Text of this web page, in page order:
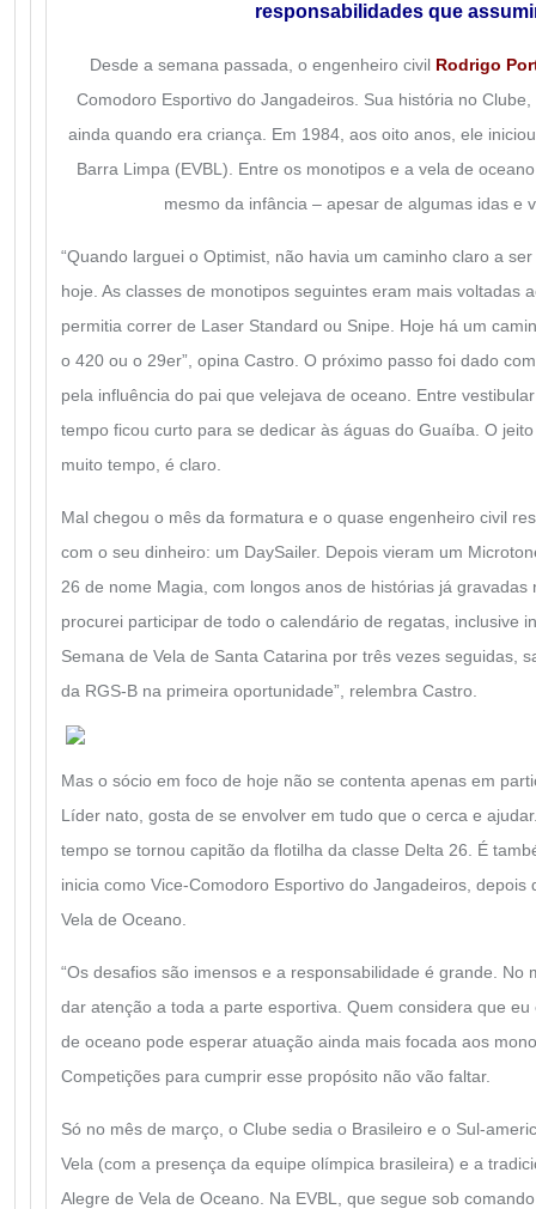
responsabilidades que
Desde a semana passada, o engenheiro civil Rodrigo
Comodoro Esportivo do Jangadeiros. Sua história no
ainda quando era criança. Em 1984, aos oito anos, ele
Barra Limpa (EVBL). Entre os monotipos e a vela de
mesmo da infância – apesar de algumas idas e
“Quando larguei o Optimist, não havia um caminho claro a
hoje. As classes de monotipos seguintes eram mais voltadas
permitia correr de Laser Standard ou Snipe. Hoje há um
o 420 ou o 29er”, opina Castro. O próximo passo foi dado
pela influência do pai que velejava de oceano. Entre
tempo ficou curto para se dedicar às águas do Guaíba. O
muito tempo, é claro.
Mal chegou o mês da formatura e o quase engenheiro civil
com o seu dinheiro: um DaySailer. Depois vieram um
26 de nome Magia, com longos anos de histórias já gravadas
procurei participar de todo o calendário de regatas, inclusive
Semana de Vela de Santa Catarina por três vezes seguidas,
da RGS-B na primeira oportunidade”, relembra Castro.
Mas o sócio em foco de hoje não se contenta apenas em
Líder nato, gosta de se envolver em tudo que o cerca e
tempo se tornou capitão da flotilha da classe Delta 26. É
inicia como Vice-Comodoro Esportivo do Jangadeiros,
Vela de Oceano.
“Os desafios são imensos e a responsabilidade é grande. No
dar atenção a toda a parte esportiva. Quem considera que
de oceano pode esperar atuação ainda mais focada aos
Competições para cumprir esse propósito não vão faltar.
Só no mês de março, o Clube sedia o Brasileiro e o Sul-
Vela (com a presença da equipe olímpica brasileira) e a
Alegre de Vela de Oceano. Na EVBL, que segue sob